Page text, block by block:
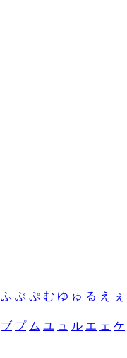
ふ ぶ ぷ む ゆ ゅ る え ぇ
ブ プ ム ユ ュ ル エ ェ ケ